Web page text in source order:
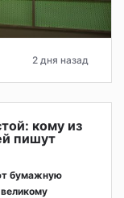
2 дня назад
кому из
пишут
бумажную